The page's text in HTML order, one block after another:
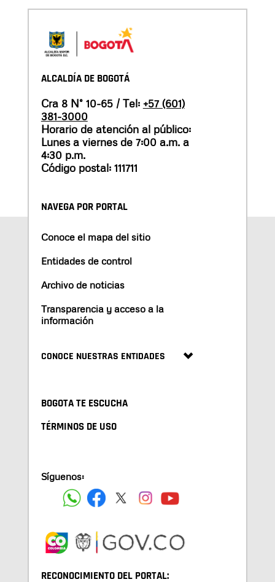
ALCALDÍA DE BOGOTÁ
Cra 8 N° 10-65 / Tel: +57 (601)
381-3000
Horario de atención al público:
Lunes a viernes de 7:00 a.m. a
4:30 p.m.
Código postal: 111711
NAVEGA POR PORTAL
Conoce el mapa del sitio
Entidades de control
Archivo de noticias
Transparencia y acceso a la
información
CONOCE NUESTRAS ENTIDADES
BOGOTA TE ESCUCHA
TÉRMINOS DE USO
Síguenos:
RECONOCIMIENTO DEL PORTAL: